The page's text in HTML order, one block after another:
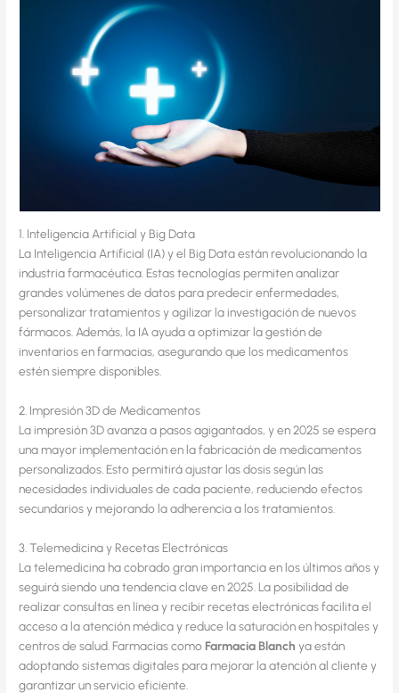
1. Inteligencia Artificial y Big Data
La Inteligencia Artificial (IA) y el Big Data están revolucionando la
industria farmacéutica. Estas tecnologías permiten analizar
grandes volúmenes de datos para predecir enfermedades,
personalizar tratamientos y agilizar la investigación de nuevos
fármacos. Además, la IA ayuda a optimizar la gestión de
inventarios en farmacias, asegurando que los medicamentos
estén siempre disponibles.
2. Impresión 3D de Medicamentos
La impresión 3D avanza a pasos agigantados, y en 2025 se espera
una mayor implementación en la fabricación de medicamentos
personalizados. Esto permitirá ajustar las dosis según las
necesidades individuales de cada paciente, reduciendo efectos
secundarios y mejorando la adherencia a los tratamientos.
3. Telemedicina y Recetas Electrónicas
La telemedicina ha cobrado gran importancia en los últimos años y
seguirá siendo una tendencia clave en 2025. La posibilidad de
realizar consultas en línea y recibir recetas electrónicas facilita el
acceso a la atención médica y reduce la saturación en hospitales y
centros de salud. Farmacias como Farmacia Blanch ya están
adoptando sistemas digitales para mejorar la atención al cliente y
garantizar un servicio eficiente.